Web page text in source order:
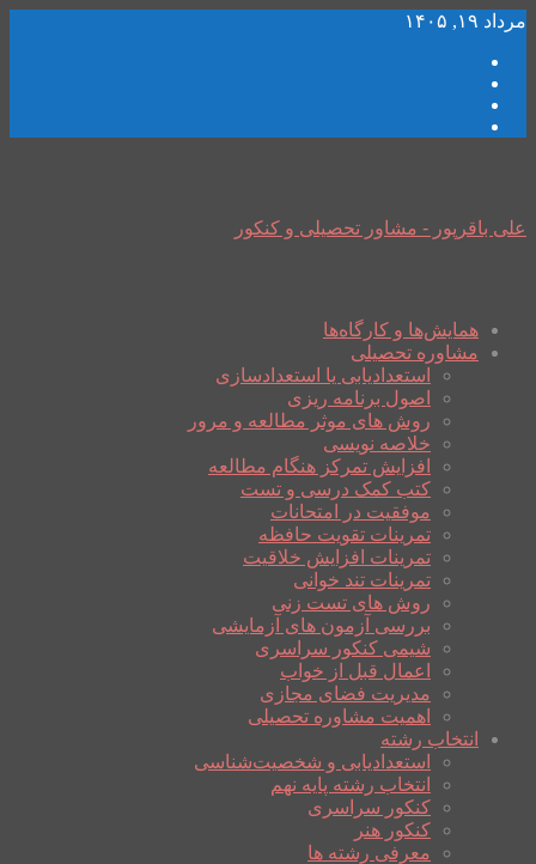
مرداد ۱۹, ۱۴۰۵
علی باقرپور - مشاور تحصیلی و کنکور
همایش‌ها و کارگاه‌ها
مشاوره تحصیلی
استعدادیابی یا استعدادسازی
اصول برنامه ریزی
روش های موثر مطالعه و مرور
خلاصه نویسی
افزایش تمرکز هنگام مطالعه
کتب کمک درسی و تست
موفقیت در امتحانات
تمرینات تقویت حافظه
تمرینات افزایش خلاقیت
تمرینات تند خوانی
روش های تست زنی
بررسی آزمون های آزمایشی
شیمی کنکور سراسری
اعمال قبل از خواب
مدیریت فضای مجازی
اهمیت مشاوره تحصیلی
انتخاب رشته
استعدادیابی و شخصیت‌شناسی
انتخاب رشته پایه نهم
کنکور سراسری
کنکور هنر
معرفی رشته ها